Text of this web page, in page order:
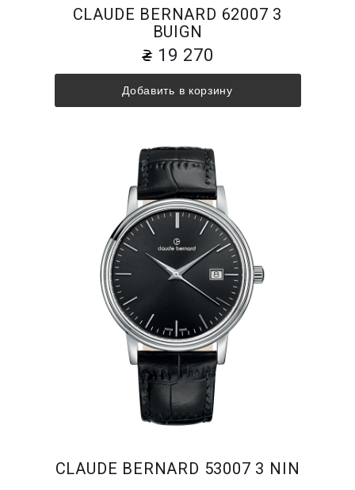
CLAUDE BERNARD 62007 3
BUIGN
19 270
Добавить в корзину
CLAUDE BERNARD 53007 3 NIN